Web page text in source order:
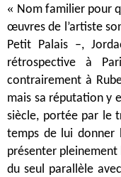
« Nom familier pour
œuvres de l’artiste
Petit Palais –,
rétrospective à
contrairement à
mais sa réputation y
siècle, portée par le
temps de lui donner
présenter
du seul parallèle